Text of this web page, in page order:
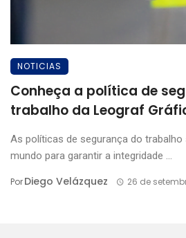
NOTICIAS
Conheça a política de
trabalho da Leograf
As políticas de segurança do
mundo para garantir a integridade ...
PorDiego Velázquez 26 de